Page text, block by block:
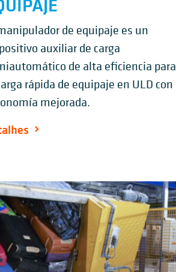
de equipaje es un
auxiliar de carga
de alta eficiencia para
rápida de equipaje en ULD con
mejorada.